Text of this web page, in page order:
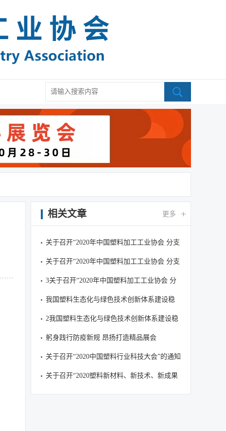
相关文章 更多
关于召开“2020年中国塑料加工工业协会 分支
关于召开“2020年中国塑料加工工业协会 分支
3关于召开“2020年中国塑料加工工业协会 分
我国塑料生态化与绿色技术创新体系建设稳
2我国塑料生态化与绿色技术创新体系建设稳
躬身践行防疫新规 昂扬打造精品展会
关于召开“2020中国塑料行业科技大会”的通知
关于召开“2020塑料新材料、新技术、新成果